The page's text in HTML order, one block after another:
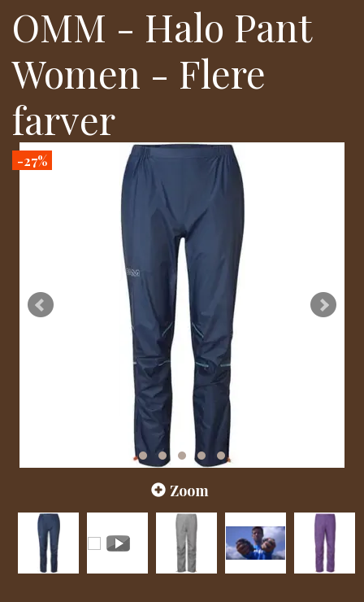
OMM - Halo Pant
Women - Flere
farver
-27%
Zoom